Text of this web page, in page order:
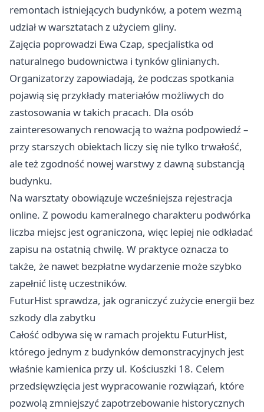
remontach istniejących budynków, a potem wezmą
udział w warsztatach z użyciem gliny.
Zajęcia poprowadzi Ewa Czap, specjalistka od
naturalnego budownictwa i tynków glinianych.
Organizatorzy zapowiadają, że podczas spotkania
pojawią się przykłady materiałów możliwych do
zastosowania w takich pracach. Dla osób
zainteresowanych renowacją to ważna podpowiedź –
przy starszych obiektach liczy się nie tylko trwałość,
ale też zgodność nowej warstwy z dawną substancją
budynku.
Na warsztaty obowiązuje wcześniejsza rejestracja
online. Z powodu kameralnego charakteru podwórka
liczba miejsc jest ograniczona, więc lepiej nie odkładać
zapisu na ostatnią chwilę. W praktyce oznacza to
także, że nawet bezpłatne wydarzenie może szybko
zapełnić listę uczestników.
FuturHist sprawdza, jak ograniczyć zużycie energii bez
szkody dla zabytku
Całość odbywa się w ramach projektu FuturHist,
którego jednym z budynków demonstracyjnych jest
właśnie kamienica przy ul. Kościuszki 18. Celem
przedsięwzięcia jest wypracowanie rozwiązań, które
pozwolą zmniejszyć zapotrzebowanie historycznych